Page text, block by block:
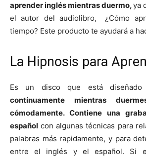
aprender inglés mientras duermo,ya
el autor del audiolibro,
¿Cómo
tiempo? Este producto te ayudará a
La Hipnosis para
Es un disco que está
contínuamente mientras
cómodamente. Contiene una
español con algunas técnicas para
palabras más rapidamente, y para
entre el inglés y el español. Si